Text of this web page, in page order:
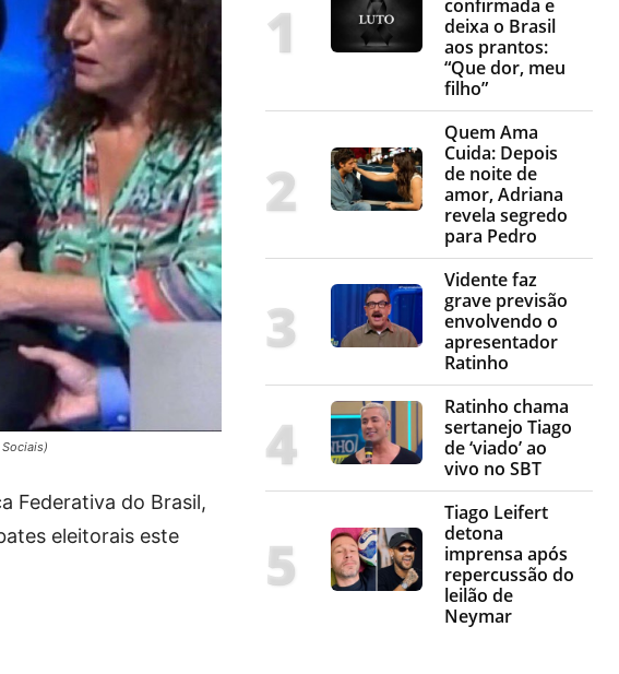
Federativa do Brasil,
eleitorais este
confirmada e
deixa o Brasil
aos prantos:
“Que dor, meu
filho”
Quem Ama
Cuida: Depois
de noite de
amor, Adriana
revela segredo
para Pedro
Vidente faz
grave previsão
envolvendo o
apresentador
Ratinho
Ratinho chama
sertanejo Tiago
de ‘viado’ ao
vivo no SBT
Tiago Leifert
detona
imprensa após
repercussão do
leilão de
Neymar